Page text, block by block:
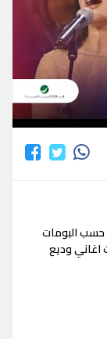
حسب البومات
وديع